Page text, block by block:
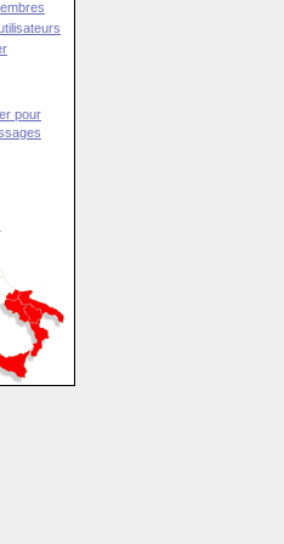
pour